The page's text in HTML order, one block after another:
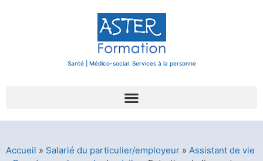
Santé | Médico-social Services à la personne
Accueil » Salarié du particulier/employeur » Assistant de vie